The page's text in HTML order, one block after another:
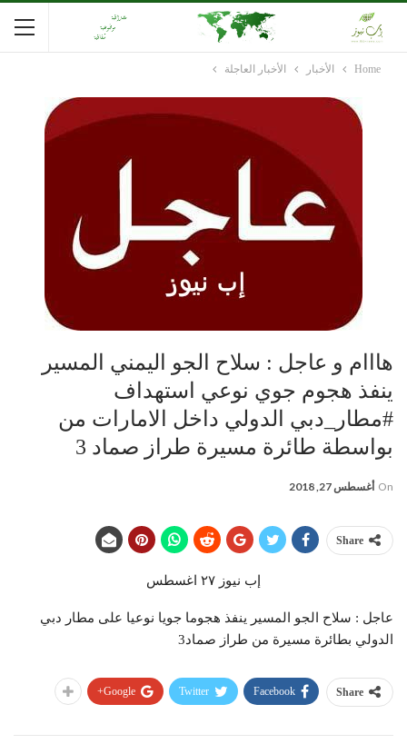
Home الأخبار الأخبار العاجلة
هااام و عاجل : سلاح الجو اليمني المسير
ينفذ هجوم جوي نوعي استهداف
#مطار_دبي الدولي داخل الامارات من
بواسطة طائرة مسيرة طراز صماد 3
On أغسطس 27, 2018
Share
إب نيوز ٢٧ اغسطس
عاجل : سلاح الجو المسير ينفذ هجوما جويا نوعيا على مطار دبي
الدولي بطائرة مسيرة من طراز صماد3
Share
Facebook
Twitter
Google+